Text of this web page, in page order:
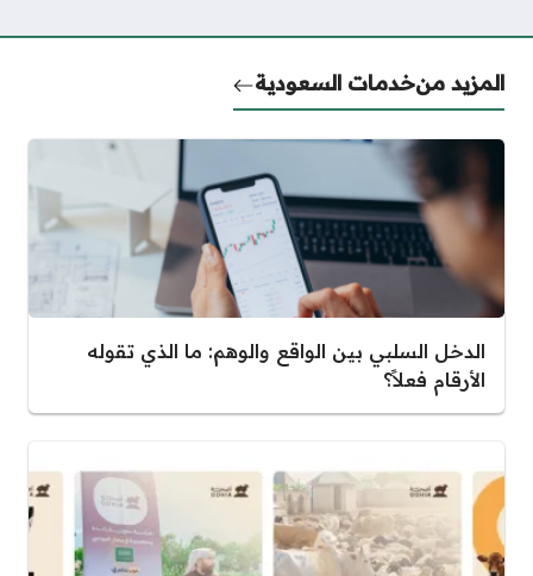
المزيد منخدمات السعودية
الدخل السلبي بين الواقع والوهم: ما الذي تقوله
الأرقام فعلاً؟